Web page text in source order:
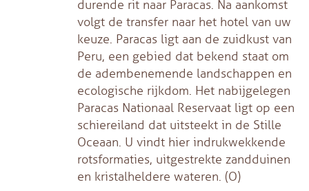
durende rit naar Paracas. Na aankomst
volgt de transfer naar het hotel van uw
keuze. Paracas ligt aan de zuidkust van
Peru, een gebied dat bekend staat om
de adembenemende landschappen en
ecologische rijkdom. Het nabijgelegen
Paracas Nationaal Reservaat ligt op een
schiereiland dat uitsteekt in de Stille
Oceaan. U vindt hier indrukwekkende
rotsformaties, uitgestrekte zandduinen
en kristalheldere wateren. (O)